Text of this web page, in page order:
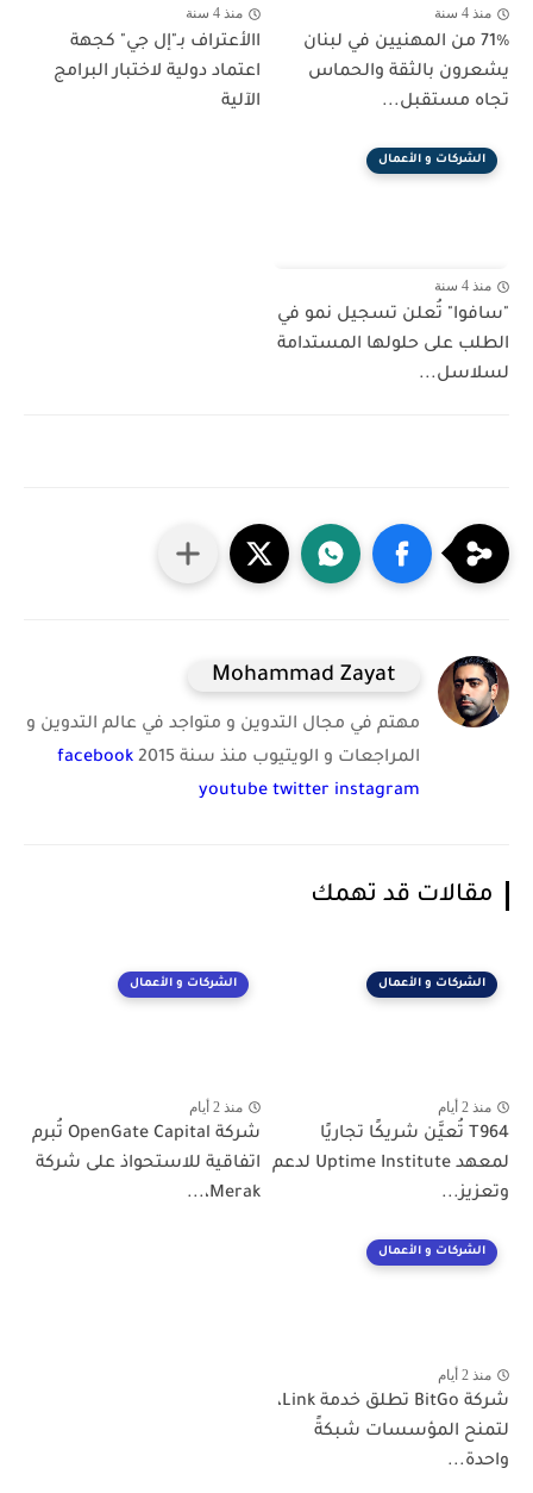
منذ 4 سنة
71٪ من المهنيين في لبنان
يشعرون بالثقة والحماس
تجاه مستقبل...
منذ 4 سنة
االأعتراف بـ"إل جي" كجهة
اعتماد دولية لاختبار البرامج
الآلية
الشركات و الأعمال
منذ 4 سنة
"سافوا" تُعلن تسجيل نمو في
الطلب على حلولها المستدامة
لسلاسل...
Mohammad Zayat
مهتم في مجال التدوين و متواجد في عالم التدوين و
المراجعات و الويتيوب منذ سنة 2015
facebook
youtube twitter instagram
مقالات قد تهمك
الشركات و الأعمال
منذ 2 أيام
T964 تُعيَّن شريكًا تجاريًا
لمعهد Uptime Institute لدعم
وتعزيز...
الشركات و الأعمال
منذ 2 أيام
شركة OpenGate Capital تُبرم
اتفاقية للاستحواذ على شركة
Merak،...
الشركات و الأعمال
منذ 2 أيام
شركة BitGo تطلق خدمة Link،
لتمنح المؤسسات شبكةً
واحدة...